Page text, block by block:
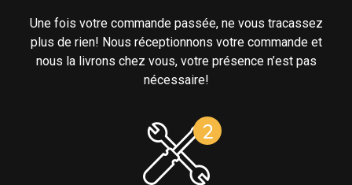
Une fois votre commande passée, ne vous tracassez
plus de rien! Nous réceptionnons votre commande et
nous la livrons chez vous, votre présence n’est pas
nécessaire!